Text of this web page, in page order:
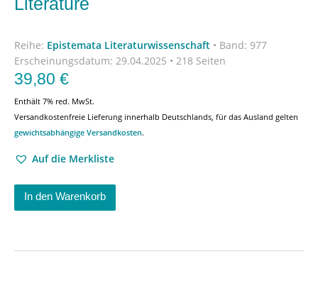
Reihe: Epistemata Literaturwissenschaft • Band: 977
Erscheinungsdatum: 29.04.2025 • 218 Seiten
39,80 €
Enthält 7% red. MwSt.
Versandkostenfreie Lieferung innerhalb Deutschlands, für das Ausland gelten
gewichtsabhängige Versandkosten.
Auf die Merkliste
In den Warenkorb